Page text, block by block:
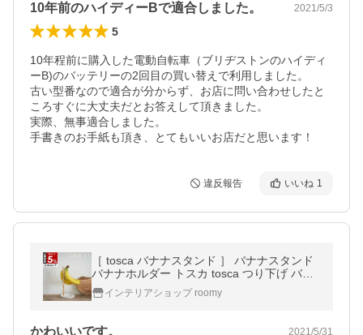
10年前のハイディーBで適合しました。 2021/5/3
5
10年程前に購入した電動自転車（ブリヂストンのハイディ
ーB)のバッテリーの2回目の買い替えで利用しました。
古い型番なので適合が分からず、お店に問い合わせしたと
ころすぐに大丈夫だとお答えして頂きました。
実際、無事適合しました。
手書きのお手紙も頂き、とてもいいお店だと思います！
違反報告 いいね 1
［ tosca バナナスタンド ］ バナナスタンド
バナナホルダー トスカ tosca つり下げ バナ
ナ立て バナナ掛け バナナハンガー おしゃれ
シンプル 北欧 木製 2411
インテリアショップ roomy
かわいいです。 2021/5/31